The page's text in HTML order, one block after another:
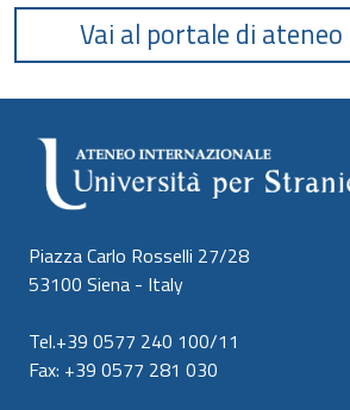
Vai al portale di
Piazza Carlo Rosselli 27/28
53100 Siena - Italy
Tel.+39 0577 240 100/11
Fax: +39 0577 281 030